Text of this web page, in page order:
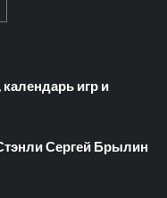
игр и
Сергей Брылин